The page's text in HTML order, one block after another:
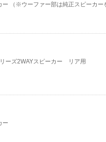
（※ウーファー部は純正スピーカー
ーズ2WAYスピーカー リア用
ー